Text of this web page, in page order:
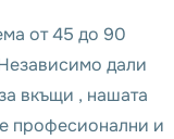
от 45 до 90
дали
вкъщи , нашата
професионални и